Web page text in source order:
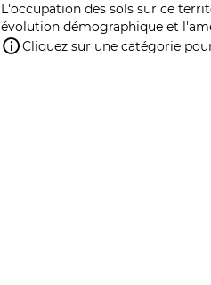
L'occupation des sols sur ce
évolution démographique et
Cliquez sur une catégorie